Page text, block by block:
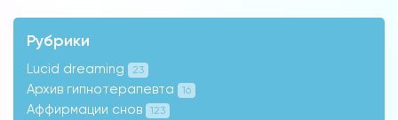
Рубрики
Lucid dreaming 23
Архив гипнотерапевта 16
Аффирмации снов 123